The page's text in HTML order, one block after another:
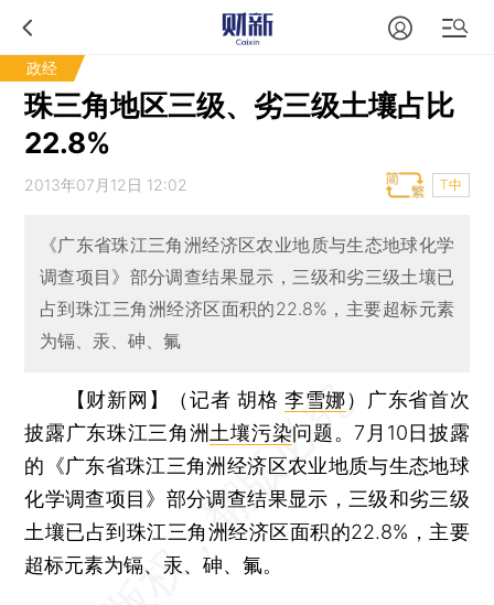
政经
珠三角地区三级、劣三级土壤占比
22.8%
2013年07月12日 12:02 T中
《广东省珠江三角洲经济区农业地质与生态地球化学
调查项目》部分调查结果显示，三级和劣三级土壤已
占到珠江三角洲经济区面积的22.8%，主要超标元素
为镉、汞、砷、氟
【财新网】（记者 胡格李雪娜）
广东省首次
披露广东珠江三角洲 土壤污染问题。7月10日披露
的《广东省珠江三角洲经济区农业地质与生态地球
化学调查项目》部分调查结果显示，三级和劣三级
土壤已占到珠江三角洲经济区面积的22.8%，主要
超标元素为镉、汞、砷、氟。